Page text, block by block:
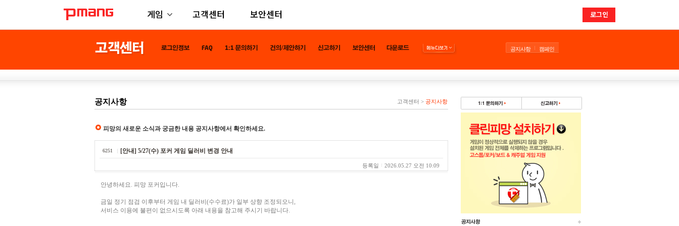
게임 고객센터 보안센터 로그인
공지사항 캠페인
공지사항 고객센터 > 공지사항
피망의 새로운 소식과 궁금한 내용 공지사항에서 확인하세요.
6251 [안내] 5/27(수) 포커 게임 딜러비 변경 안내
등록일 2026.05.27 오전 10:09
안녕하세요. 피망 포커입니다.
금일 정기 점검 이후부터 게임 내 딜러비(수수료)가 일부 상향 조정되오니,
서비스 이용에 불편이 없으시도록 아래 내용을 참고해 주시기 바랍니다.